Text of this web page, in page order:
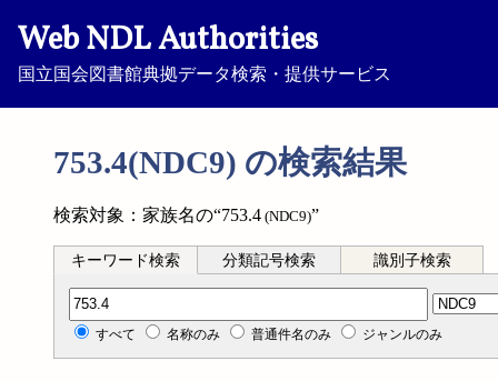
Web NDL Authorities
国立国会図書館典拠データ検索・提供サービス
753.4(NDC9) の検索結果
検索対象：家族名の“753.4 (NDC9)”
キーワード検索 分類記号検索 識別子検索
分類記号検索
すべて 名称のみ 普通件名のみ ジャンルのみ